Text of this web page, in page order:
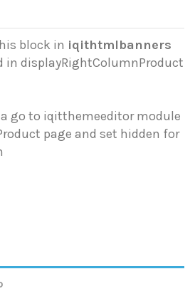
block in iqithtmlbanners
in displayRightColumnProduct
go to iqitthemeeditor module
page and set hidden for